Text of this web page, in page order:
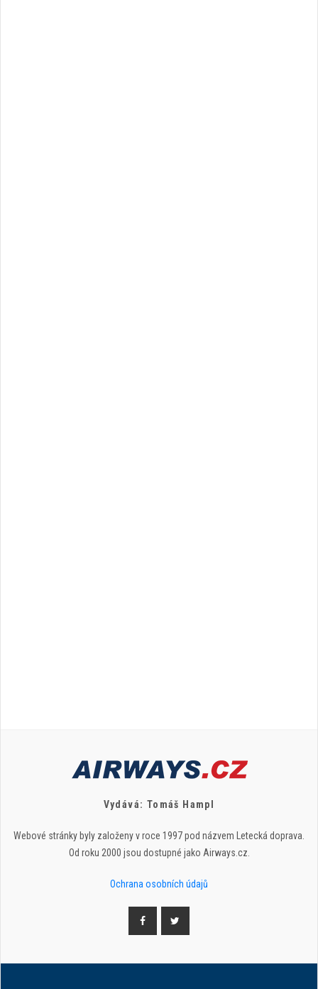
Vydává: Tomáš Hampl
Webové stránky byly založeny v roce 1997 pod názvem Letecká doprava.
Od roku 2000 jsou dostupné jako Airways.cz.
Ochrana osobních údajů